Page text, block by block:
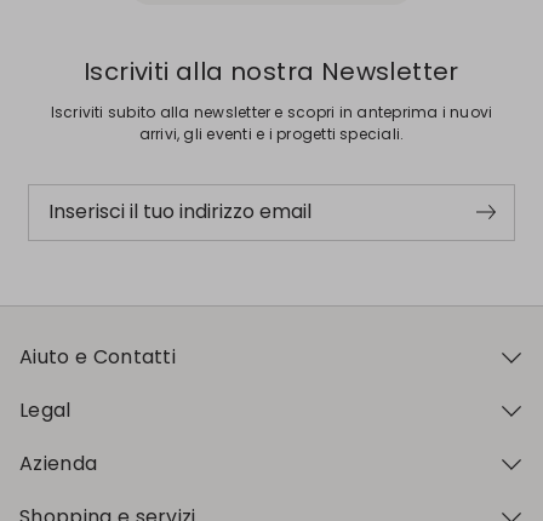
Iscriviti alla nostra Newsletter
Iscriviti subito alla newsletter e scopri in anteprima i nuovi
arrivi, gli eventi e i progetti speciali.
Inserisci il tuo indirizzo email
Aiuto e Contatti
Legal
Azienda